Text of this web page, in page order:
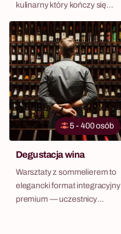
kulinarny który kończy się
5 - 400 osób
Degustacja wina
Warsztaty z sommelierem to
elegancki format integracyjny
premium — uczestnicy